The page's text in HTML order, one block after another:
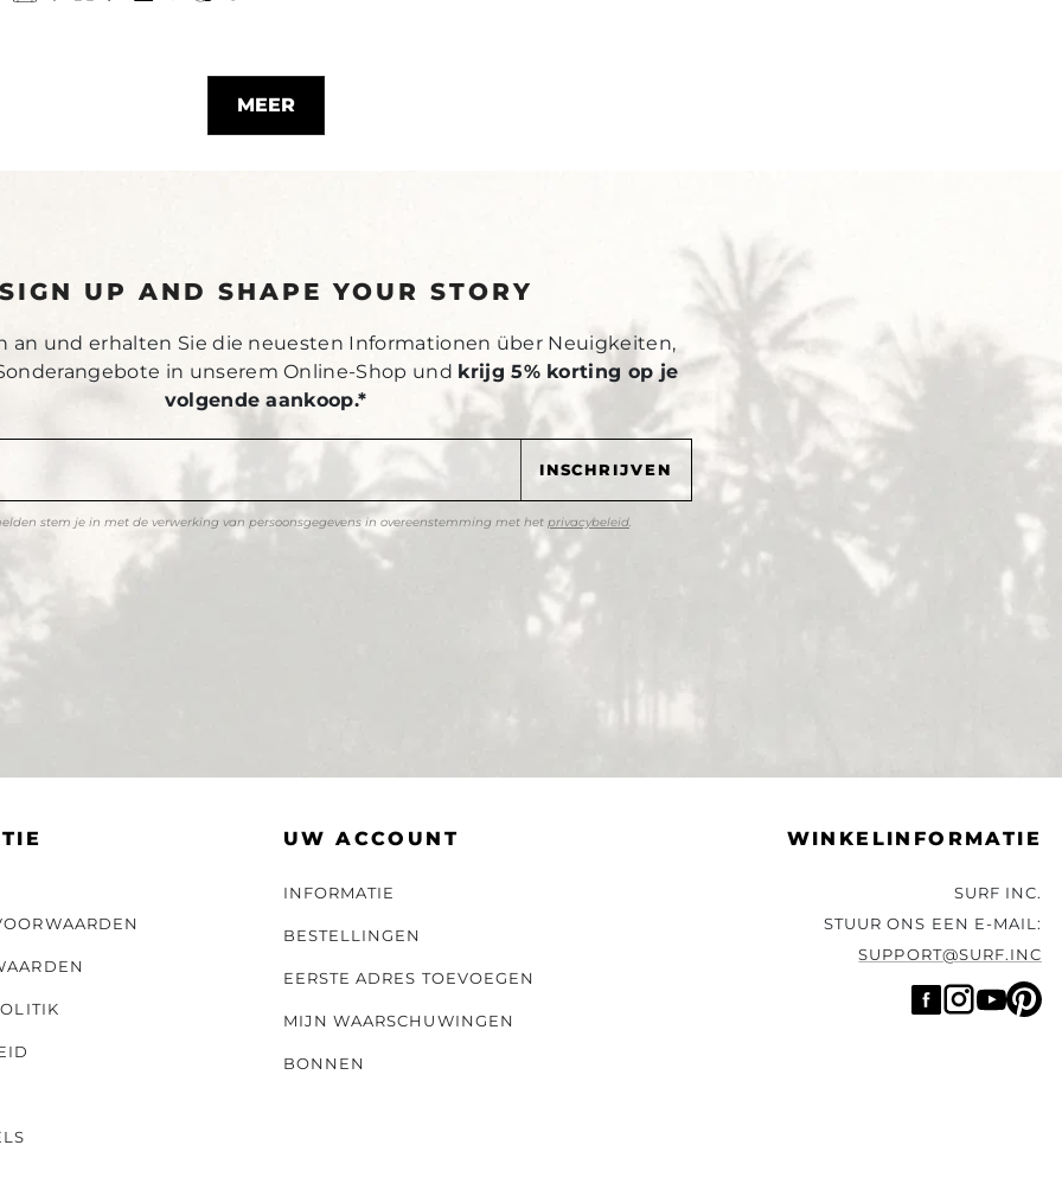
MEER
UP AND SHAPE YOUR STORY
an und erhalten Sie die neuesten Informationen über Neuigkeiten,
in unserem Online-Shop und krijg 5% korting op je
volgende aankoop.*
stem je in met de verwerking van persoonsgegevens in overeenstemming met het privacybeleid.
UW ACCOUNT
INFORMATIE
BESTELLINGEN
EERSTE ADRES TOEVOEGEN
MIJN WAARSCHUWINGEN
BONNEN
WINKELINFORMATIE
SURF INC.
STUUR ONS EEN E-MAIL:
SUPPORT@SURF.INC